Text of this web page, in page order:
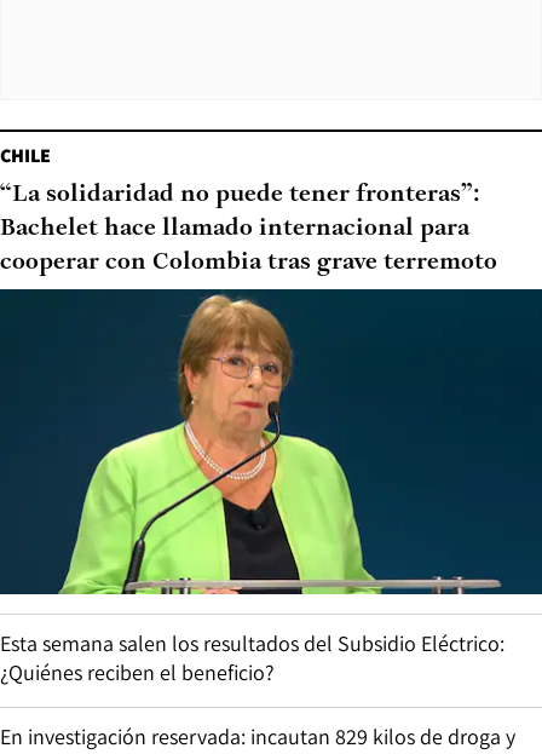
CHILE
“La solidaridad no puede tener fronteras”:
Bachelet hace llamado internacional para
cooperar con Colombia tras grave terremoto
Esta semana salen los resultados del Subsidio Eléctrico:
¿Quiénes reciben el beneficio?
En investigación reservada: incautan 829 kilos de droga y